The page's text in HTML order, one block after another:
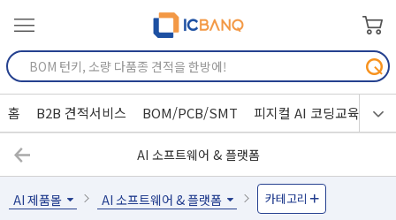
홈 B2B 견적서비스 BOM/PCB/SMT 피지컬 AI 코딩교육
AI 소프트웨어 & 플랫폼
AI 제품몰 AI 소프트웨어 & 플랫폼 카테고리